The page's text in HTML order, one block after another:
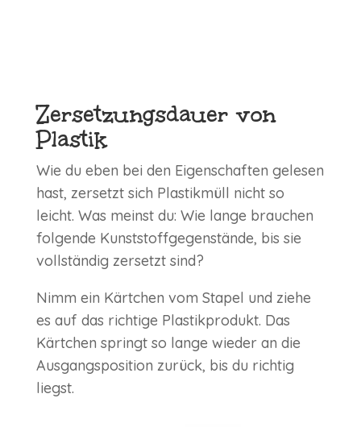
Zersetzungsdauer von
Plastik
Wie du eben bei den Eigenschaften gelesen
hast, zersetzt sich Plastikmüll nicht so
leicht. Was meinst du: Wie lange brauchen
folgende Kunststoffgegenstände, bis sie
vollständig zersetzt sind?
Nimm ein Kärtchen vom Stapel und ziehe
es auf das richtige Plastikprodukt. Das
Kärtchen springt so lange wieder an die
Ausgangsposition zurück, bis du richtig
liegst.